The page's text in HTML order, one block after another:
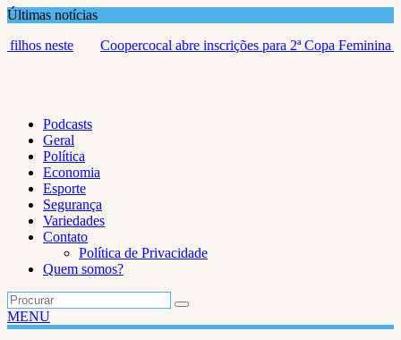
Skip
content
Últimas notícias
abre inscrições para 2ª Copa Feminina de Bocha em
Podcasts
Geral
Política
Economia
Esporte
Segurança
Variedades
Contato
Política de Privacidade
Quem somos?
MENU